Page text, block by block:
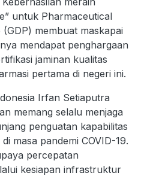
untuk Pharmaceutical
membuat maskapai
mendapat penghargaan
jaminan kualitas
pertama di negeri ini.
Irfan Setiaputra
memang selalu menjaga
penguatan kapabilitas
masa pandemi COVID-19.
percepatan
kesiapan infrastruktur